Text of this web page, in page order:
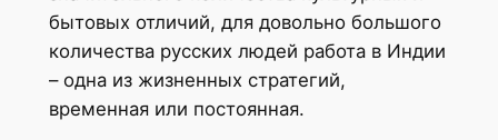
бытовых отличий, для довольно большого
количества русских людей работа в Индии
– одна из жизненных стратегий,
временная или постоянная.